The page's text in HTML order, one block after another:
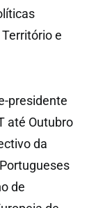
e
presidente
até Outubro
da
de